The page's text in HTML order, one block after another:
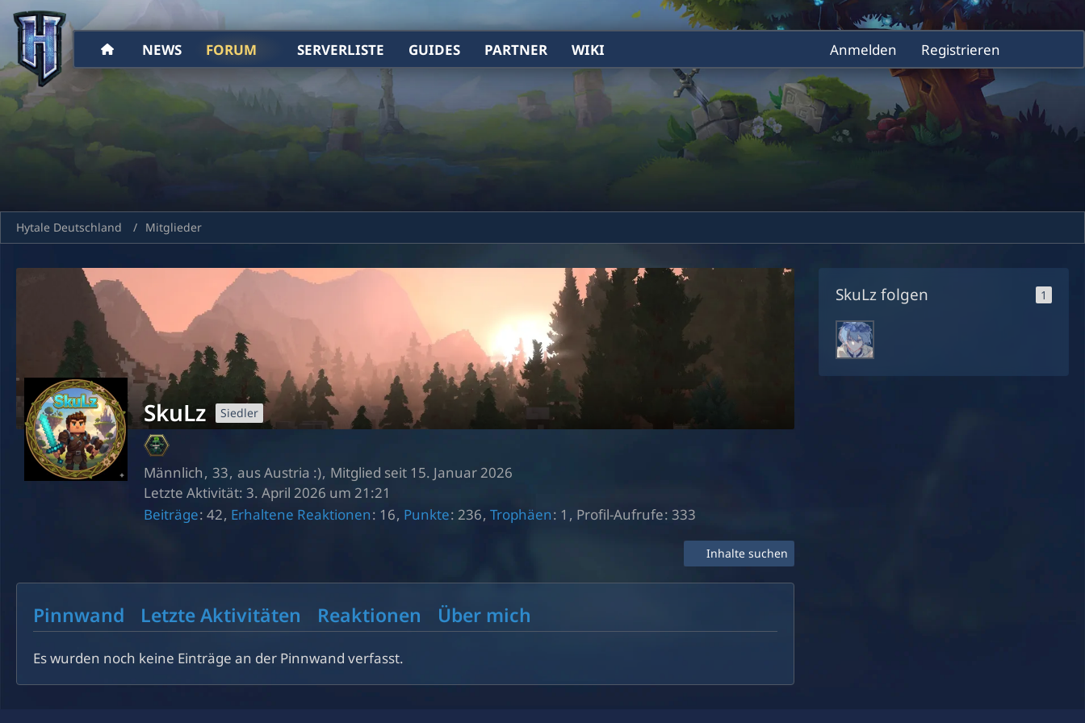
NEWS FORUM SERVERLISTE GUIDES PARTNER WIKI Anmelden Registrieren
Hytale Deutschland Mitglieder
SkuLz Siedler
Männlich 33 aus Austria :) Mitglied seit 15. Januar 2026
Letzte Aktivität: 3. April 2026 um 21:21
Beiträge 42 Erhaltene Reaktionen 16 Punkte 236 Trophäen 1 Profil-Aufrufe 333
Inhalte suchen
Pinnwand Letzte Aktivitäten Reaktionen Über mich
Es wurden noch keine Einträge an der Pinnwand verfasst.
SkuLz folgen 1